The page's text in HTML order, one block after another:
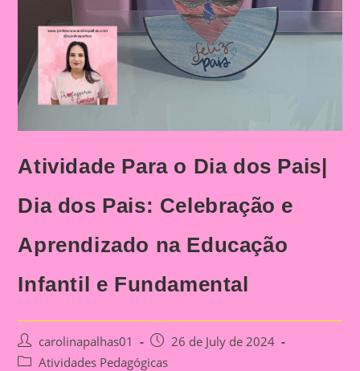
Atividade Para o Dia dos Pais|
Dia dos Pais: Celebração e
Aprendizado na Educação
Infantil e Fundamental
Post
author:
carolinapalhas01
Post
published:
26 de July de 2024
PostAtividades Pedagógicas